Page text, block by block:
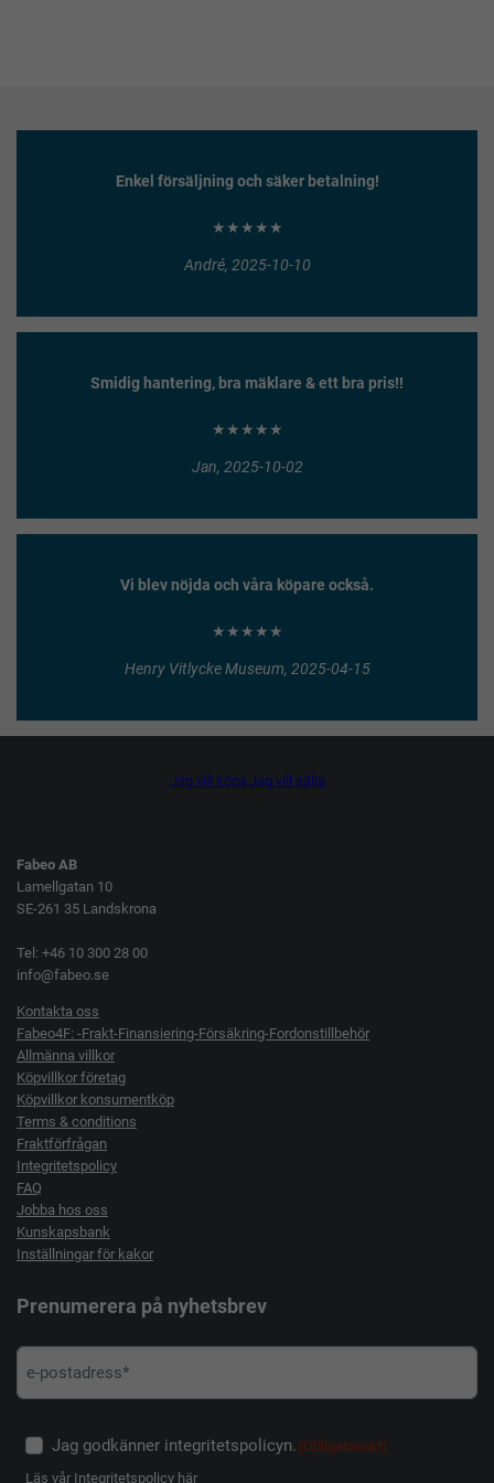
Enkel försäljning och säker betalning!
★★★★★
André, 2025-10-10
Smidig hantering, bra mäklare & ett bra pris!!
★★★★★
Jan, 2025-10-02
Vi blev nöjda och våra köpare också.
★★★★★
Henry Vitlycke Museum, 2025-04-15
Jag vill köpa Jag vill sälja
Fabeo AB
Lamellgatan 10
SE-261 35 Landskrona
Tel: +46 10 300 28 00
info@fabeo.se
Kontakta oss
Fabeo4F: -Frakt-Finansiering-Försäkring-Fordonstillbehör
Allmänna villkor
Köpvillkor företag
Köpvillkor konsumentköp
Terms & conditions
Fraktförfrågan
Integritetspolicy
FAQ
Jobba hos oss
Kunskapsbank
Inställningar för kakor
Prenumerera på nyhetsbrev
Jag godkänner integritetspolicyn. (Obligatoriskt)
Läs vår Integritetspolicy här